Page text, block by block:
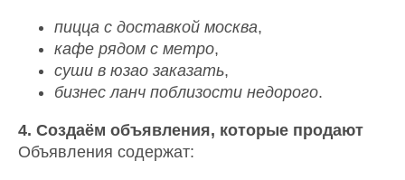
пицца с доставкой москва,
кафе рядом с метро,
суши в юзао заказать,
бизнес ланч поблизости недорого.
4. Создаём объявления, которые продают
Объявления содержат: